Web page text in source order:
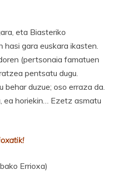
eta Biasteriko
gara euskara ikasten.
(pertsonaia famatuen
pentsatu dugu.
duzue; oso erraza da.
ea horiekin… Ezetz asmatu
Errioxa)